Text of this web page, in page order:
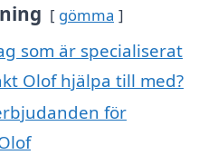
gömma
som är specialiserat
Olof hjälpa till med?
för